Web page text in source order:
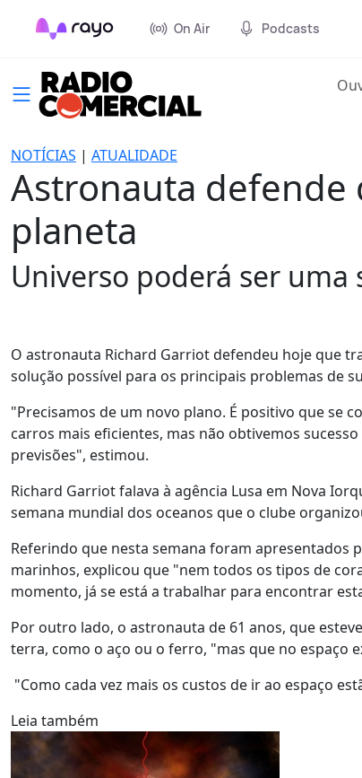
On Air Podcasts
NOTÍCIAS | ATUALIDADE
Astronauta defende
planeta
Universo poderá ser
O astronauta Richard Garriot defendeu hoje que
solução possível para os principais problemas de
"Precisamos de um novo plano. É positivo que se
carros mais eficientes, mas não obtivemos
previsões", estimou.
Richard Garriot falava à agência Lusa em Nova
semana mundial dos oceanos que o clube
Referindo que nesta semana foram apresentados
marinhos, explicou que "nem todos os tipos de
momento, já se está a trabalhar para encontrar
Por outro lado, o astronauta de 61 anos, que
terra, como o aço ou o ferro, "mas que no espaço
"Como cada vez mais os custos de ir ao espaço
Leia também